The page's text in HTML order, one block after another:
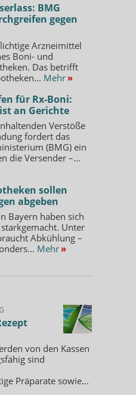
BMG
gegen
Arzneimittel
Boni- und
Das betrifft
Mehr »
für Rx-Boni:
an Gerichte
Verstöße
fordert das
(BMG) ein
die Versender –...
sollen
abgeben
Bayern haben sich
Unter
Abkühlung –
Mehr »
von den Kassen
sind
Präparate sowie...